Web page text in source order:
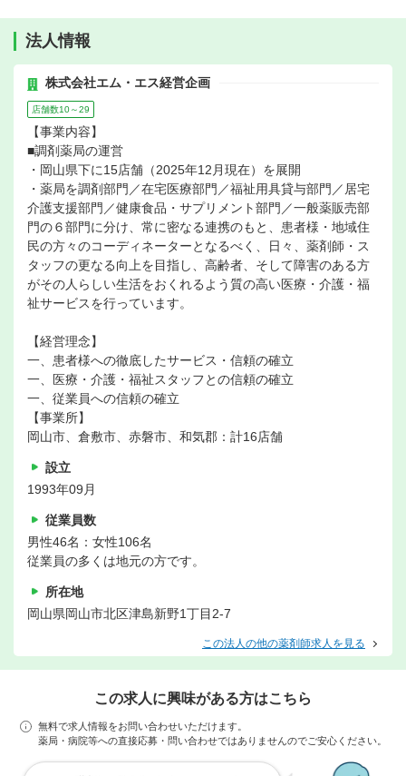
法人情報
株式会社エム・エス経営企画
店舗数10～29
【事業内容】
■調剤薬局の運営
・岡山県下に15店舗（2025年12月現在）を展開
・薬局を調剤部門／在宅医療部門／福祉用具貸与部門／居宅
介護支援部門／健康食品・サプリメント部門／一般薬販売部
門の６部門に分け、常に密なる連携のもと、患者様・地域住
民の方々のコーディネーターとなるべく、日々、薬剤師・ス
タッフの更なる向上を目指し、高齢者、そして障害のある方
がその人らしい生活をおくれるよう質の高い医療・介護・福
祉サービスを行っています。
【経営理念】
一、患者様への徹底したサービス・信頼の確立
一、医療・介護・福祉スタッフとの信頼の確立
一、従業員への信頼の確立
【事業所】
岡山市、倉敷市、赤磐市、和気郡：計16店舗
設立
1993年09月
従業員数
男性46名：女性106名
従業員の多くは地元の方です。
所在地
岡山県岡山市北区津島新野1丁目2-7
この法人の他の薬剤師求人を見る
この求人に興味がある方はこちら
無料で求人情報をお問い合わせいただけます。
薬局・病院等への直接応募・問い合わせではありませんのでご安心ください。